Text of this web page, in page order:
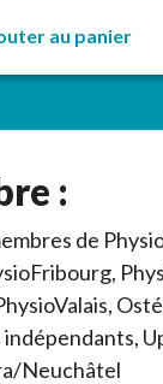
au panier
:
de
Neuchâtel